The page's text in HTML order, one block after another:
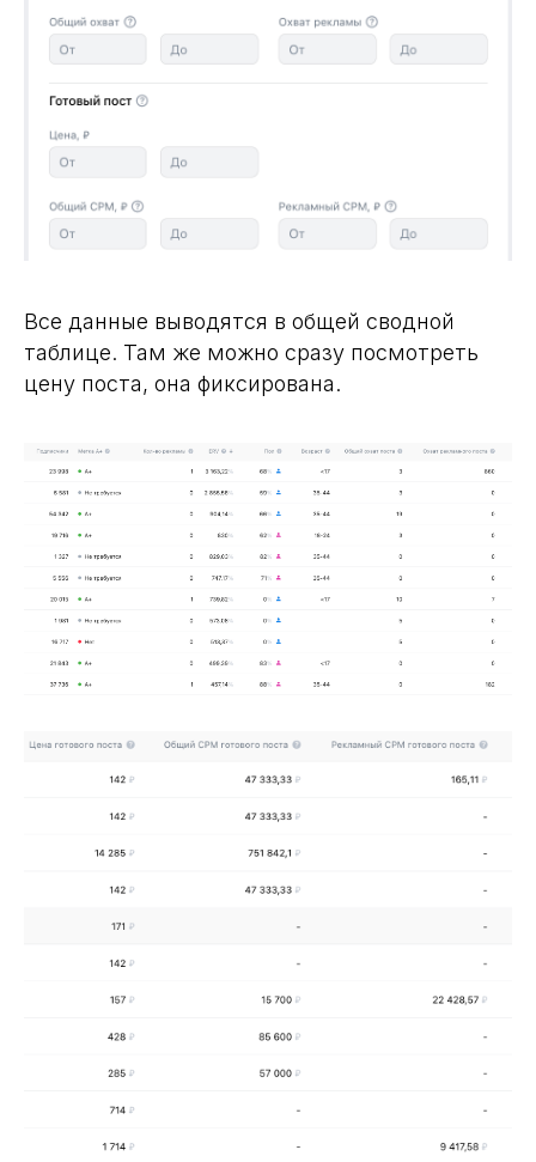
Все данные выводятся в общей сводной
таблице. Там же можно сразу посмотреть
цену поста, она фиксирована.